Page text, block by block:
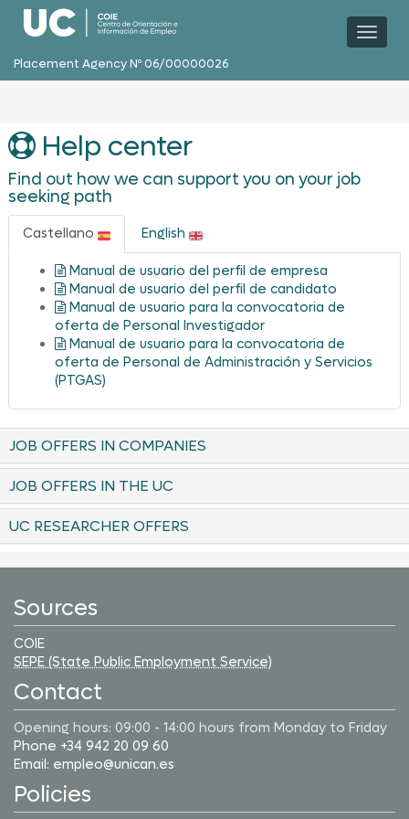
Placement Agency Nº 06/00000026
Help center
Find out how we can support you on your job
seeking path
Castellano English
Manual de usuario del perfil de empresa
Manual de usuario del perfil de candidato
Manual de usuario para la convocatoria de
oferta de Personal Investigador
Manual de usuario para la convocatoria de
oferta de Personal de Administración y Servicios
(PTGAS)
JOB OFFERS IN COMPANIES
JOB OFFERS IN THE UC
UC RESEARCHER OFFERS
Sources
COIE
SEPE (State Public Employment Service)
Contact
Opening hours: 09:00 - 14:00 hours from Monday to Friday
Phone +34 942 20 09 60
Email: empleo@unican.es
Policies